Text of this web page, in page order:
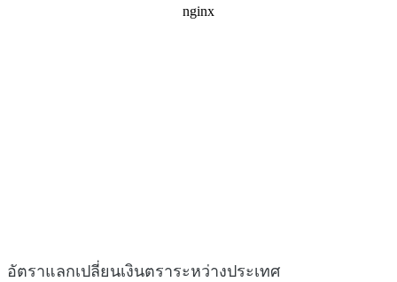
อัตราแลกเปลี่ยนเงินตราระหว่างประเทศ